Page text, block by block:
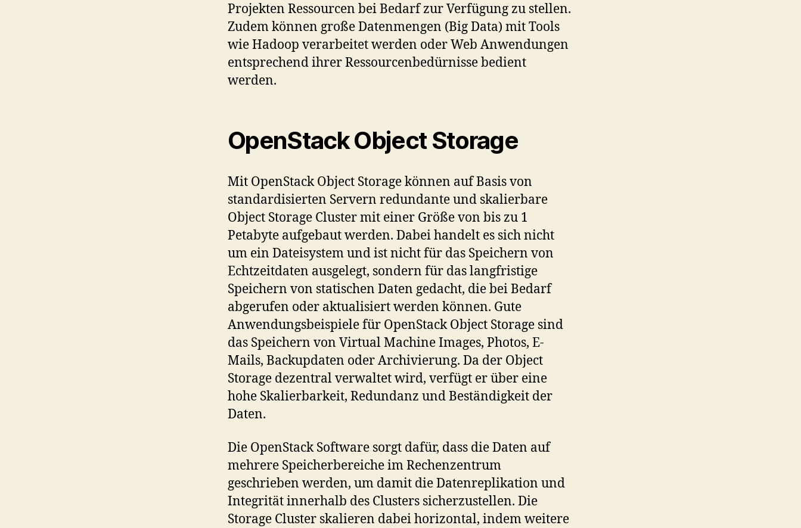
Projekten Ressourcen bei Bedarf zur Verfügung zu stellen.
Zudem können große Datenmengen (Big Data) mit Tools
wie Hadoop verarbeitet werden oder Web Anwendungen
entsprechend ihrer Ressourcenbedürnisse bedient
werden.
OpenStack Object Storage
Mit OpenStack Object Storage können auf Basis von
standardisierten Servern redundante und skalierbare
Object Storage Cluster mit einer Größe von bis zu 1
Petabyte aufgebaut werden. Dabei handelt es sich nicht
um ein Dateisystem und ist nicht für das Speichern von
Echtzeitdaten ausgelegt, sondern für das langfristige
Speichern von statischen Daten gedacht, die bei Bedarf
abgerufen oder aktualisiert werden können. Gute
Anwendungsbeispiele für OpenStack Object Storage sind
das Speichern von Virtual Machine Images, Photos, E-
Mails, Backupdaten oder Archivierung. Da der Object
Storage dezentral verwaltet wird, verfügt er über eine
hohe Skalierbarkeit, Redundanz und Beständigkeit der
Daten.
Die OpenStack Software sorgt dafür, dass die Daten auf
mehrere Speicherbereiche im Rechenzentrum
geschrieben werden, um damit die Datenreplikation und
Integrität innerhalb des Clusters sicherzustellen. Die
Storage Cluster skalieren dabei horizontal, indem weitere